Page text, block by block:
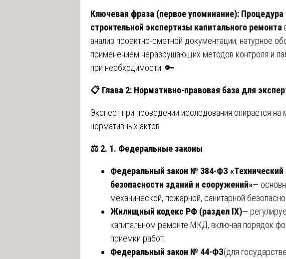
Ключевая фраза (первое упоминание): Процедура
строительной экспертизы капитального ремонта
анализ проектно-сметной документации, натурное
применением неразрушающих методов контроля и
при необходимости. 🔑
📋 Глава 2: Нормативно-правовая база для
Эксперт при проведении исследования опирается
нормативных актов.
⚖️ 2. 1. Федеральные законы
Федеральный закон № 384-ФЗ «Технический
безопасности зданий и сооружений»—
механической, пожарной, санитарной
Жилищный кодекс РФ (раздел IX)—
капитальном ремонте МКД, включая порядок
приёмки работ.
Федеральный закон № 44-ФЗ(для